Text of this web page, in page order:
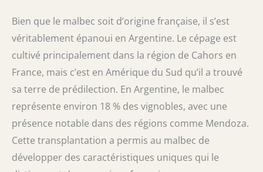
Bien que le malbec soit d’origine française, il s’est
véritablement épanoui en Argentine. Le cépage est
cultivé principalement dans la région de Cahors en
France, mais c’est en Amérique du Sud qu’il a trouvé
sa terre de prédilection. En Argentine, le malbec
représente environ 18 % des vignobles, avec une
présence notable dans des régions comme Mendoza.
Cette transplantation a permis au malbec de
développer des caractéristiques uniques qui le